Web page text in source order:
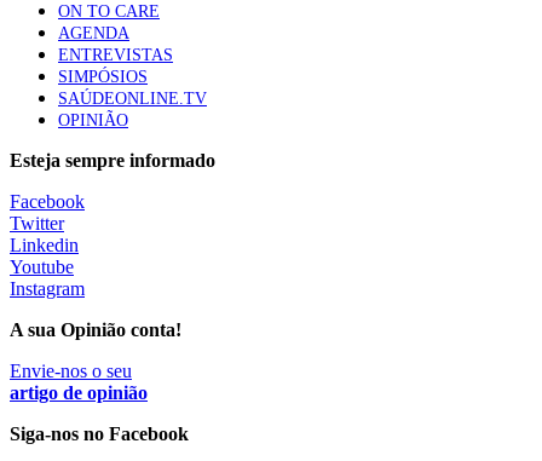
Trodelvy aprovado para primeira linha no cancro da
mama triplo negativo metastático em doentes não
elegíveis para inibidores PD-(L)1
MAIS NOTÍCIAS
Enfermeiros exigem esclarecimentos sobre eventual gestão
privada da ULS do Algarve
7 Ago, 2026|0 Comments
Estudantes de Medicina representados na 79.ª World Health
Assembly
ON TO CARE
AGENDA
ENTREVISTAS
SIMPÓSIOS
SAÚDEONLINE.TV
OPINIÃO
Esteja sempre informado
Facebook
Twitter
Linkedin
Youtube
Instagram
A sua Opinião conta!
Envie-nos o seu
artigo de opinião
Siga-nos no Facebook